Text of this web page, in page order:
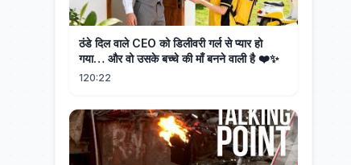
ठंडे दिल वाले CEO को डिलीवरी गर्ल से प्यार हो
गया… और वो उसके बच्चे की माँ बनने वाली है ❤️✨
120:22